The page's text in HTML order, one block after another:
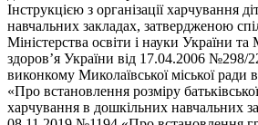
Інструкцією з організації харчування
навчальних закладах, затвердженою
Міністерства освіти і науки України та
здоров’я України від 17.04.2006 №298/
виконкому Миколаївської міської ради
«Про встановлення розміру
харчування в дошкільних навчальних